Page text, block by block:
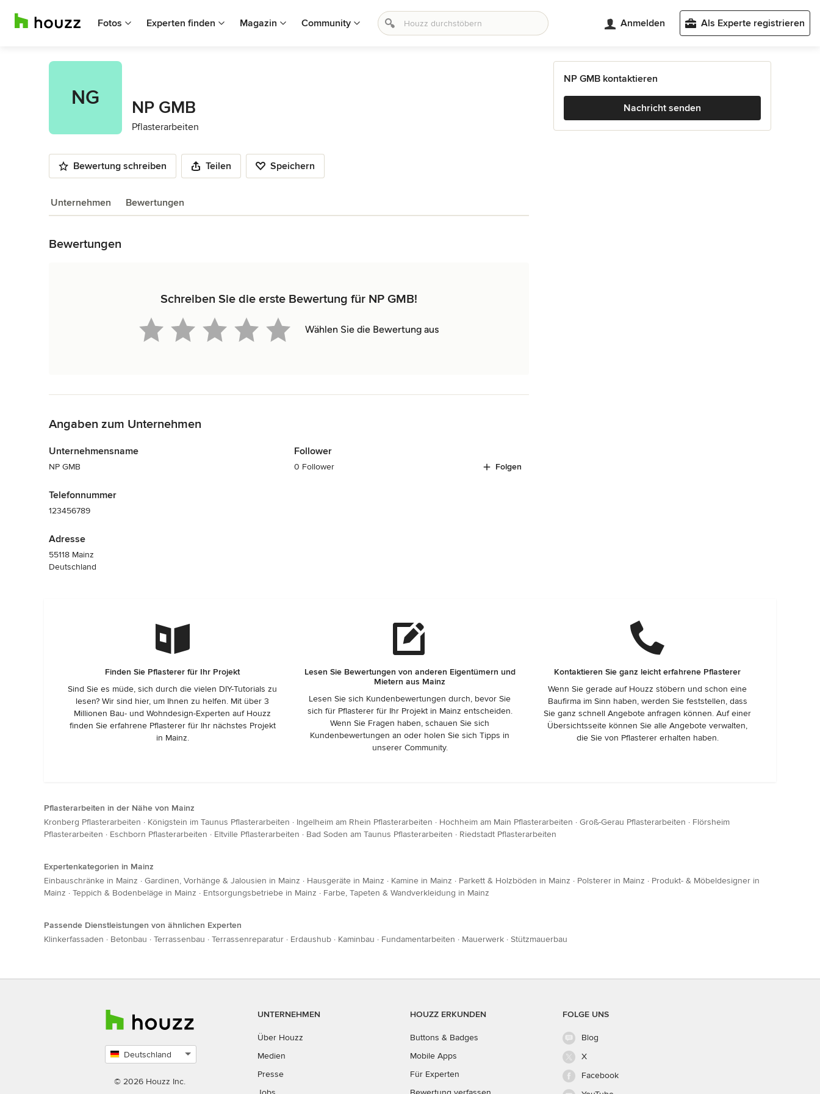
Fotos Experten finden Magazin Community Anmelden Als Experte registrieren
NG NP GMB
Pflasterarbeiten
Bewertung schreiben Teilen Speichern
Unternehmen Bewertungen
Bewertungen
Schreiben Sie die erste Bewertung für NP GMB!
Wählen Sie die Bewertung aus
Angaben zum Unternehmen
Unternehmensname
NP GMB
Telefonnummer
123456789
Adresse
55118 Mainz
Deutschland
Follower
0 Follower Folgen
NP GMB kontaktieren
Nachricht senden
Finden Sie Pflasterer für Ihr Projekt
Sind Sie es müde, sich durch die vielen DIY-Tutorials zu
lesen? Wir sind hier, um Ihnen zu helfen. Mit über 3
Millionen Bau- und Wohndesign-Experten auf Houzz
finden Sie erfahrene Pflasterer für Ihr nächstes Projekt
in Mainz.
Lesen Sie Bewertungen von anderen Eigentümern und
Mietern aus Mainz
Lesen Sie sich Kundenbewertungen durch, bevor Sie
sich für Pflasterer für Ihr Projekt in Mainz entscheiden.
Wenn Sie Fragen haben, schauen Sie sich
Kundenbewertungen an oder holen Sie sich Tipps in
unserer Community.
Kontaktieren Sie ganz leicht erfahrene Pflasterer
Wenn Sie gerade auf Houzz stöbern und schon eine
Baufirma im Sinn haben, werden Sie feststellen, dass
Sie ganz schnell Angebote anfragen können. Auf einer
Übersichtsseite können Sie alle Angebote verwalten,
die Sie von Pflasterer erhalten haben.
Pflasterarbeiten in der Nähe von Mainz
Kronberg Pflasterarbeiten · Königstein im Taunus Pflasterarbeiten · Ingelheim am Rhein Pflasterarbeiten · Hochheim am Main Pflasterarbeiten · Groß-Gerau Pflasterarbeiten · Flörsheim
Pflasterarbeiten · Eschborn Pflasterarbeiten · Eltville Pflasterarbeiten · Bad Soden am Taunus Pflasterarbeiten · Riedstadt Pflasterarbeiten
Expertenkategorien in Mainz
Einbauschränke in Mainz · Gardinen, Vorhänge & Jalousien in Mainz · Hausgeräte in Mainz · Kamine in Mainz · Parkett & Holzböden in Mainz · Polsterer in Mainz · Produkt- & Möbeldesigner in
Mainz · Teppich & Bodenbeläge in Mainz · Entsorgungsbetriebe in Mainz · Farbe, Tapeten & Wandverkleidung in Mainz
Passende Dienstleistungen von ähnlichen Experten
Klinkerfassaden · Betonbau · Terrassenbau · Terrassenreparatur · Erdaushub · Kaminbau · Fundamentarbeiten · Mauerwerk · Stützmauerbau
Deutschland
auswählen
© 2026 Houzz Inc.
UNTERNEHMEN
Über Houzz
Medien
Presse
HOUZZ ERKUNDEN
Buttons & Badges
Mobile Apps
Für Experten
FOLGE UNS
Blog
X
Facebook